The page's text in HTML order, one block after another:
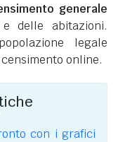
generale
delle abitazioni.
legale
online.
con i grafici